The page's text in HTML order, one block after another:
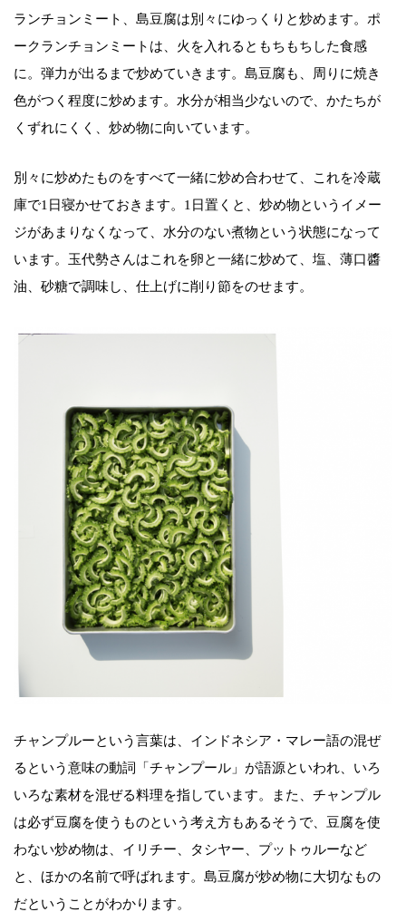
ランチョンミート、島豆腐は別々にゆっくりと炒めます。ポ
ークランチョンミートは、火を入れるともちもちした食感
に。弾力が出るまで炒めていきます。島豆腐も、周りに焼き
色がつく程度に炒めます。水分が相当少ないので、かたちが
くずれにくく、炒め物に向いています。
別々に炒めたものをすべて一緒に炒め合わせて、これを冷蔵
庫で1日寝かせておきます。1日置くと、炒め物というイメー
ジがあまりなくなって、水分のない煮物という状態になって
います。玉代勢さんはこれを卵と一緒に炒めて、塩、薄口醬
油、砂糖で調味し、仕上げに削り節をのせます。
チャンプルーという言葉は、インドネシア・マレー語の混ぜ
るという意味の動詞「チャンプール」が語源といわれ、いろ
いろな素材を混ぜる料理を指しています。また、チャンプル
は必ず豆腐を使うものという考え方もあるそうで、豆腐を使
わない炒め物は、イリチー、タシヤー、プットゥルーなど
と、ほかの名前で呼ばれます。島豆腐が炒め物に大切なもの
だということがわかります。